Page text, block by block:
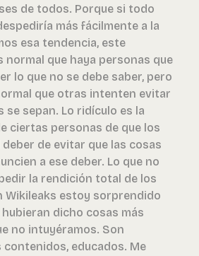
de todos. Porque si todo
más fácilmente a la
esa tendencia, este
normal que haya personas que
lo que no se debe saber, pero
que otras intenten evitar
se sepan. Lo ridículo es la
ciertas personas de que los
de evitar que las cosas
a ese deber. Lo que no
la rendición total de los
Wikileaks estoy sorprendido
hubieran dicho cosas más
no intuyéramos. Son
educados. Me